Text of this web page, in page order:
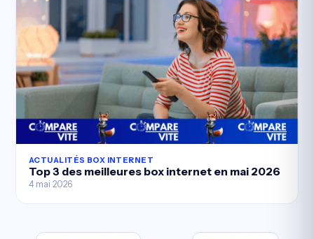
ACTUALITÉS BOX INTERNET
Top 3 des meilleures box internet en mai 2026
4 mai 2026